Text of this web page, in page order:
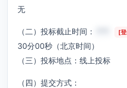
无
（二）投标截止时间： [
30分00秒（北京时间）
（三）投标地点：线上投标
（四）提交方式：